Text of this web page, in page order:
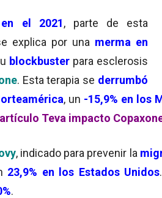
el 2021, parte de esta
explica por una merma en
blockbuster para esclerosis
. Esta terapia se derrumbó
, un -15,9% en los
Teva impacto
, indicado para prevenir la
23,9% en los Estados Unidos
.